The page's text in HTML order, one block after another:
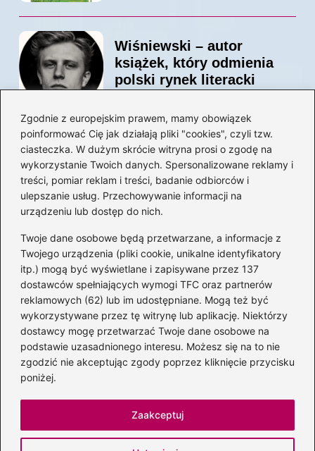
Zgodnie z europejskim prawem, mamy obowiązek
poinformować Cię jak działają pliki "cookies", czyli tzw.
ciasteczka. W dużym skrócie witryna prosi o zgodę na
wykorzystanie Twoich danych. Spersonalizowane reklamy i
treści, pomiar reklam i treści, badanie odbiorców i
ulepszanie usług. Przechowywanie informacji na
urządzeniu lub dostęp do nich.
Twoje dane osobowe będą przetwarzane, a informacje z
Twojego urządzenia (pliki cookie, unikalne identyfikatory
itp.) mogą być wyświetlane i zapisywane przez 137
dostawców spełniających wymogi TFC oraz partnerów
reklamowych (62) lub im udostępniane. Mogą też być
wykorzystywane przez tę witrynę lub aplikację. Niektórzy
dostawcy mogę przetwarzać Twoje dane osobowe na
podstawie uzasadnionego interesu. Możesz się na to nie
zgodzić nie akceptując zgody poprzez kliknięcie przycisku
poniżej.
Zaakceptuj
Wiśniewski – autor
książek, który odmienia
polski rynek literacki
Magiczne kulisy życia
autora książki o Kubusiu
Puchatku
Odkryj inne książki autora
„Jaś i Małgosia”, które
musisz przeczytać
Odkrywając magiczny
świat: jakie książki napisał